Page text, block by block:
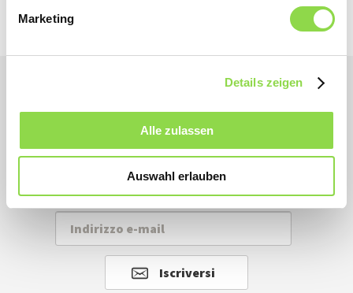
Marketing
Details zeigen
Alle zulassen
Auswahl erlauben
Tutte le novità ed i suggerimenti direttamente
a casa, grazie alla nostra Newsletter.
Iscrivetevi ora.
Iscriversi